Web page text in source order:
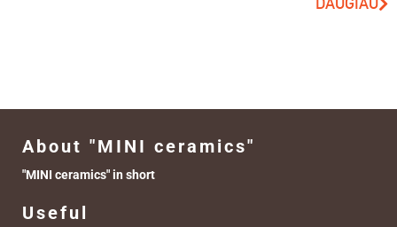
About "MINI ceramics"
"MINI ceramics" in short
Useful